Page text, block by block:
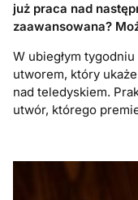
już praca nad
zaawansowana?
W ubiegłym
utworem, który
nad teledyskiem.
utwór, którego